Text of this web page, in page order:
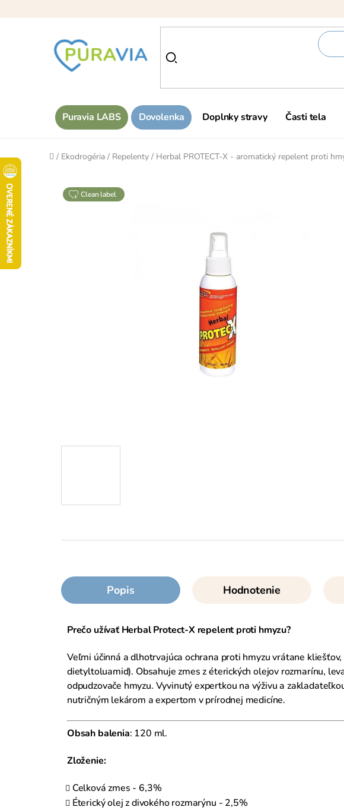
Puravia LABS Dovolenka Doplnky stravy Časti tela
Domov
/ Ekodrogéria / Repelenty / Herbal PROTECT-X - aromatický repelent proti
clean label
Popis Hodnotenie
Prečo užívať Herbal Protect-X repelent proti hmyzu?
Veľmi účinná a dlhotrvajúca ochrana proti hmyzu vrátane
dietyltoluamid). Obsahuje zmes z éterických olejov rozmarínu,
odpudzovače hmyzu. Vyvinutý expertkou na výživu a
nutričným lekárom a expertom v prírodnej medicíne.
Obsah balenia: 120 ml.
Zloženie:
Celková zmes - 6,3%
Éterický olej z divokého rozmarýnu - 2,5%